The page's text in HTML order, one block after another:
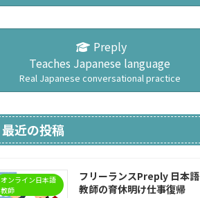
Preply
Teaches Japanese language
Real Japanese conversational practice
最近の投稿
オンライン日本語
教師
フリーランスPreply 日本語
教師の育休明け仕事復帰